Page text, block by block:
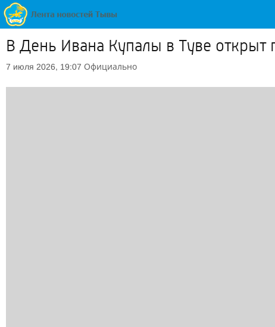
В День Ивана Купалы в Туве
7 июля 2026, 19:07 Официально